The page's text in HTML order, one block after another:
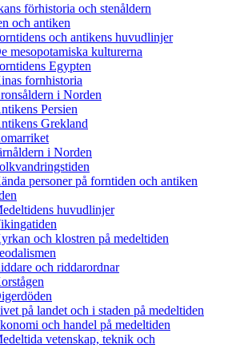
förhistoria och stenåldern
och antiken
och antikens huvudlinjer
mesopotamiska kulturerna
Egypten
fornhistoria
i Norden
Persien
Grekland
i Norden
personer på forntiden och antiken
huvudlinjer
och klostren på medeltiden
och riddarordnar
på landet och i staden på medeltiden
och handel på medeltiden
vetenskap, teknik och